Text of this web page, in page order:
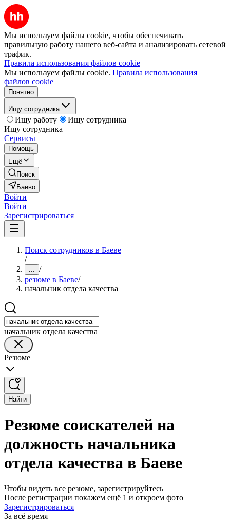
Мы используем файлы cookie, чтобы обеспечивать
правильную работу нашего веб-сайта и анализировать сетевой
трафик.
Правила использования файлов cookie
Мы используем файлы cookie. Правила использования
файлов cookie
Понятно
Ищу сотрудника
Ищу работу
Ищу сотрудника
Ищу сотрудника
Сервисы
Помощь
Ещё
Поиск
Баево
Войти
Войти
Зарегистрироваться
Поиск сотрудников в Баеве
/
... /
резюме в Баеве/
начальник отдела качества
начальник отдела качества
Резюме
Найти
Резюме соискателей на
должность начальника
отдела качества в Баеве
Чтобы видеть все резюме, зарегистрируйтесь
После регистрации покажем ещё 1 и откроем фото
Зарегистрироваться
За всё время